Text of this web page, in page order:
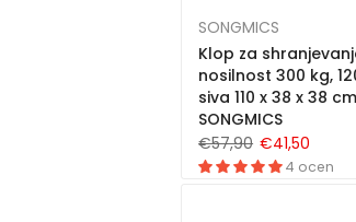
SONGMICS
Klop za
nosilnost 300 kg,
siva 110 x 38 x 38
SONGMICS
€57,90 €41,50
4 ocen